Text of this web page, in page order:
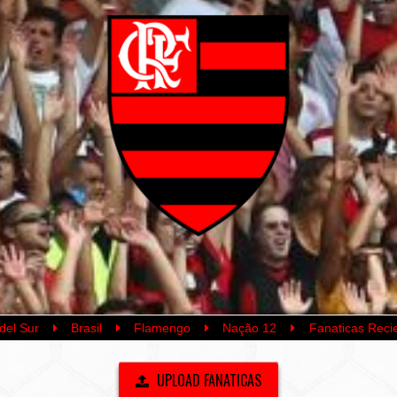
Sur Brasil Flamengo Nação 12 Fanaticas
UPLOAD FANATICAS